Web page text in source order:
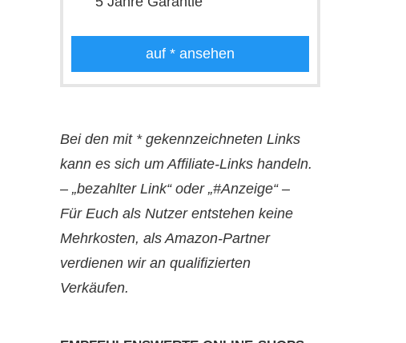
auf * ansehen
Bei den mit * gekennzeichneten Links
kann es sich um Affiliate-Links handeln.
– „bezahlter Link“ oder „#Anzeige“ –
Für Euch als Nutzer entstehen keine
Mehrkosten, als Amazon-Partner
verdienen wir an qualifizierten
Verkäufen.